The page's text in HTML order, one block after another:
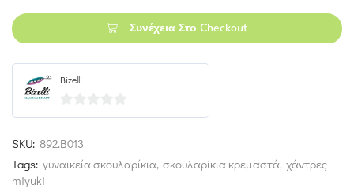
Συνέχεια Στο Checkout
Bizelli
0
SKU: 892.Β013
Tags: γυναικεία σκουλαρίκια, σκουλαρίκια κρεμαστά, χάντρες
miyuki